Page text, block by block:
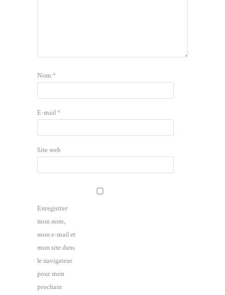
Nom*
E-mail*
Site web
Enregistrer
mon nom,
mon e-mail et
mon site dans
le navigateur
pour mon
prochain